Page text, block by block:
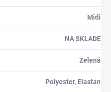
Midi
NA SKLADE
Zelená
Polyester, Elastan